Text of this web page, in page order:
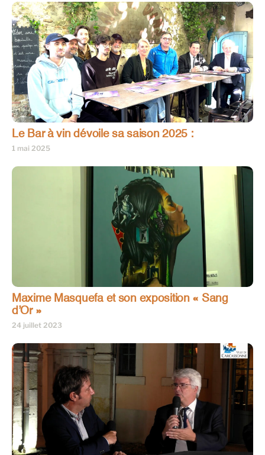
Le Bar à vin dévoile sa saison 2025 :
1 mai 2025
Maxime Masquefa et son exposition « Sang
d’Or »
24 juillet 2023